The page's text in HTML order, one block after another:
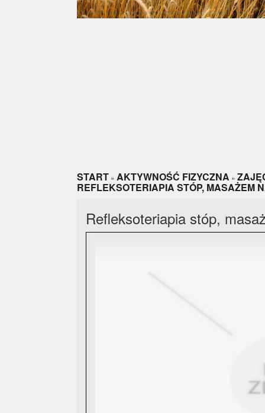
START » AKTYWNOŚĆ FIZYCZNA »
REFLEKSOTERIAPIA STÓP, MASAŻEM
Refleksoteriapia stóp,